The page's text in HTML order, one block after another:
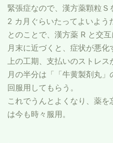
緊張症なので、漢方薬顆粒Ｓ
2 カ月ぐらいたってよいよう
とのことで、漢方薬 R と交互
月末に近づくと、症状が悪
上の工期、支払いのストレス
月の半分は「「牛黄製剤丸
回服用してもらう。
これでうんとよくなり、薬
は今も時々服用。